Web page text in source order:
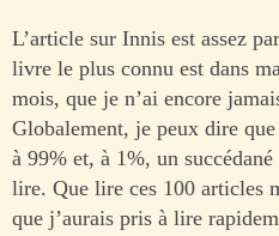
L’article sur Innis est assez
livre le plus connu est dans
mois, que je n’ai encore
Globalement, je peux dire
à 99% et, à 1%, un
lire. Que lire ces 100 articles
que j’aurais pris à lire